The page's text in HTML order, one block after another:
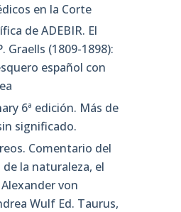
en la Corte
de ADEBIR. El
Graells (1809-1898):
español con
6ª edición. Más de
significado.
Comentario del
la naturaleza, el
von
Wulf Ed. Taurus,